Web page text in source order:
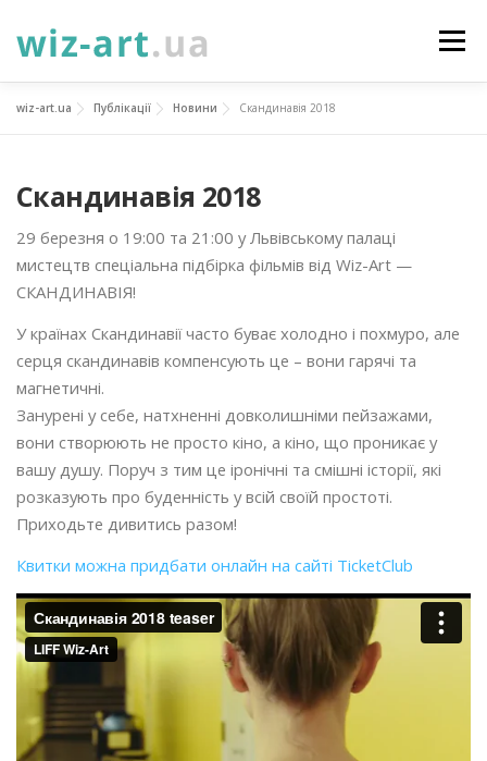
до
Меню
НОВИНИ ПРО НАС
ФОТОГАЛЕРЕЯ ПІДТРИМАТИ
УКР ENG
wiz-art.ua Публікації Новини Скандинавія 2018
Скандинавія 2018
29 березня о 19:00 та 21:00 у Львівському палаці
мистецтв спеціальна підбірка фільмів від Wiz-Art —
CКАНДИНАВІЯ!
У країнах Скандинавії часто буває холодно і похмуро, але
серця скандинавів компенсують це – вони гарячі та
магнетичні.
Занурені у себе, натхненні довколишніми пейзажами,
вони створюють не просто кіно, а кіно, що проникає у
вашу душу. Поруч з тим це іронічні та смішні історії, які
розказують про буденність у всій своїй простоті.
Приходьте дивитись разом!
Квитки можна придбати онлайн на сайті TicketClub